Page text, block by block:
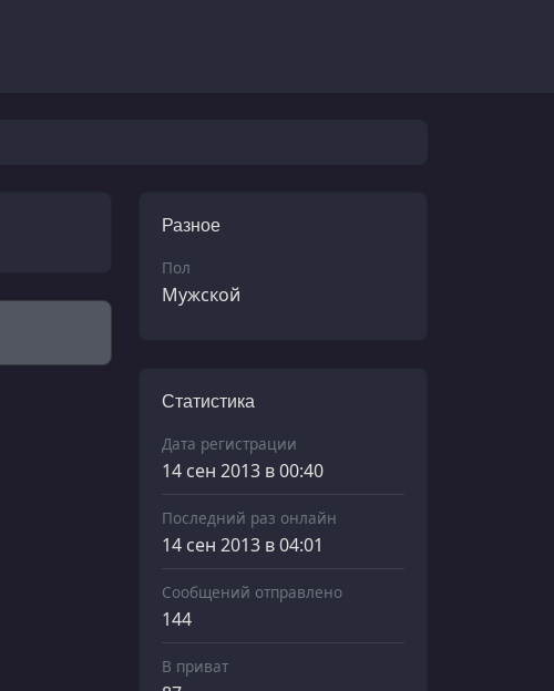
Разное
Пол
Мужской
Статистика
Дата регистрации
14 сен 2013 в 00:40
Последний раз онлайн
14 сен 2013 в 04:01
Сообщений отправлено
144
В приват